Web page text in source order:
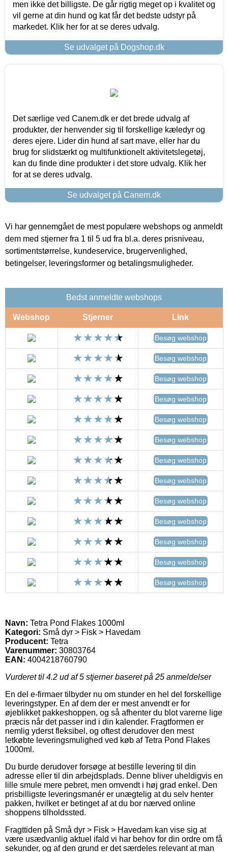
men ikke det billigste. De går rigtig meget op i kvalitet og
vil gerne at din hund og kat får det bedste udstyr på
markedet. Klik her for at se deres udvalg.
Se udvalget på Dogshop.dk
Det særlige ved Canem.dk er det brede udvalg af
produkter, der henvender sig til forskellige kæledyr og
deres ejere. Lider din hund af sart mave, eller har du
brug for slidstærkt og multifunktionelt aktivitetslegetøj,
kan du finde dine produkter i det store udvalg. Klik her
for at se deres udvalg.
Se udvalget på Canem.dk
Vi har gennemgået de mest populære webshops og anmeldt
dem med stjerner fra 1 til 5 ud fra bl.a. deres prisniveau,
sortimentstørrelse, kundeservice, brugervenlighed,
betingelser, leveringsformer og betalingsmuligheder.
Bedst anmeldte webshops
Webshop Stjerner Link
Besøg webshop
Besøg webshop
Besøg webshop
Besøg webshop
Besøg webshop
Besøg webshop
Besøg webshop
Besøg webshop
Besøg webshop
Besøg webshop
Besøg webshop
Besøg webshop
Besøg webshop
Navn: Tetra Pond Flakes 1000ml
Kategori: Små dyr > Fisk > Havedam
Producent: Tetra
Varenummer: 30803764
EAN: 4004218760790
Vurderet til 4.2 ud af 5 stjerner baseret på 25 anmeldelser
En del e-firmaer tilbyder nu om stunder en hel del forskellige
leveringstyper. En af dem der er mest anvendt er for
øjeblikket pakkeshoppen, og så afhenter du blot varerne lige
præcis når det passer ind i din kalender. Fragtformen er
nemlig yderst fleksibel, og oftest derudover den mest
letkøbte leveringsmulighed ved køb af Tetra Pond Flakes
1000ml.
Du burde derudover forsøge at bestille levering til din
adresse eller til din arbejdsplads. Denne bliver uheldigvis en
lille smule mere pebret, men omvendt i høj grad enkel. Den
prisbilligste leveringsmanér er unægtelig at du selv henter
pakken, hvilket er betinget af at du bor nærved online
shoppens tilholdssted.
Fragttiden på Små dyr > Fisk > Havedam kan vise sig at
være usædvanlig aktuel ifald vi har behov for din ordre om få
sekunder, og af den grund er det særdeles relevant at man